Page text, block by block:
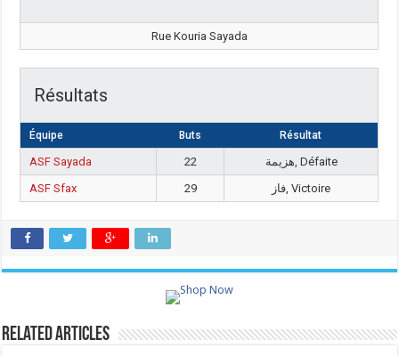
Rue Kouria Sayada
Résultats
Équipe Buts Résultat
ASF Sayada 22
هزيمة, Défaite
ASF Sfax
29 فاز, Victoire
Related Articles